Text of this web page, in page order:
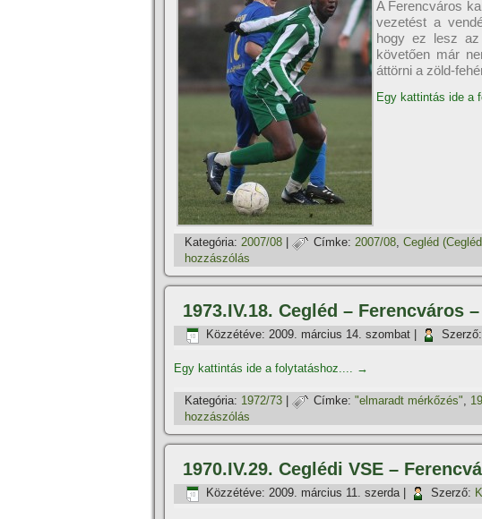
A Ferencváros
vezetést a
hogy ez lesz az
követően már
áttörni a zöld-
Egy kattintás ide a
Kategória: 2007/08 Címke: 2007/08, Cegléd
hozzászólás
1973.IV.18. Cegléd – Ferencváros
Közzétéve: 2009. március 14. szombat Szerző:
Egy kattintás ide a folytatáshoz.... →
Kategória: 1972/73 Címke: "elmaradt mérkőzés",
hozzászólás
1970.IV.29. Ceglédi VSE –
Közzétéve: 2009. március 11. szerda| Szerző: